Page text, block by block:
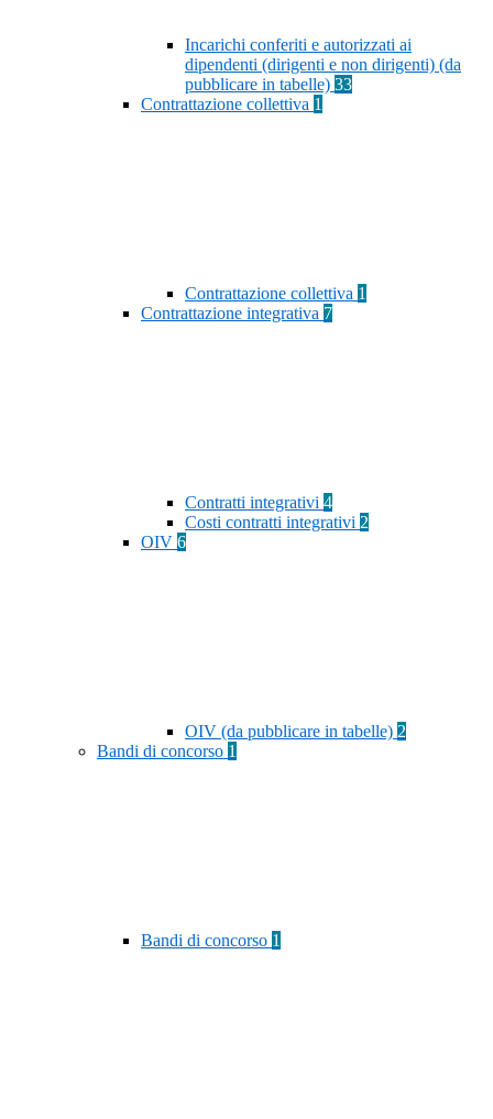
Incarichi conferiti e autorizzati ai
dipendenti (dirigenti e non dirigenti) (da
pubblicare in tabelle) 33
Contrattazione collettiva 1
Contrattazione collettiva 1
Contrattazione integrativa 7
Contratti integrativi 4
Costi contratti integrativi 2
OIV 6
OIV (da pubblicare in tabelle) 2
Bandi di concorso 1
Bandi di concorso 1